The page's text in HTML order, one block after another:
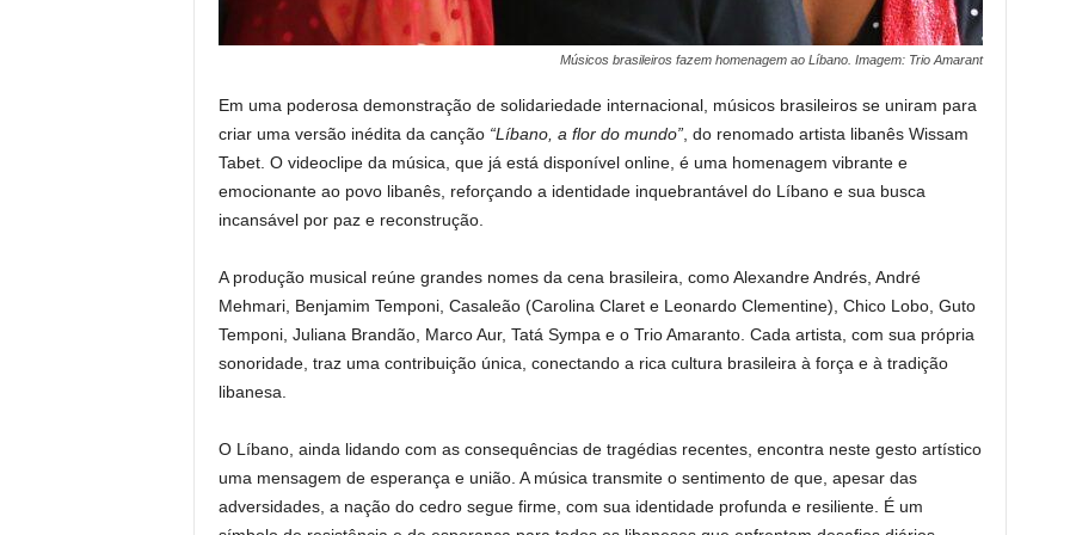
Músicos brasileiros fazem homenagem ao Líbano. Imagem: Trio Amarant
Em uma poderosa demonstração de solidariedade internacional, músicos brasileiros se uniram para
criar uma versão inédita da canção “Líbano, a flor do mundo”, do renomado artista libanês Wissam
Tabet. O videoclipe da música, que já está disponível online, é uma homenagem vibrante e
emocionante ao povo libanês, reforçando a identidade inquebrantável do Líbano e sua busca
incansável por paz e reconstrução.
A produção musical reúne grandes nomes da cena brasileira, como Alexandre Andrés, André
Mehmari, Benjamim Temponi, Casaleão (Carolina Claret e Leonardo Clementine), Chico Lobo, Guto
Temponi, Juliana Brandão, Marco Aur, Tatá Sympa e o Trio Amaranto. Cada artista, com sua própria
sonoridade, traz uma contribuição única, conectando a rica cultura brasileira à força e à tradição
libanesa.
O Líbano, ainda lidando com as consequências de tragédias recentes, encontra neste gesto artístico
uma mensagem de esperança e união. A música transmite o sentimento de que, apesar das
adversidades, a nação do cedro segue firme, com sua identidade profunda e resiliente. É um